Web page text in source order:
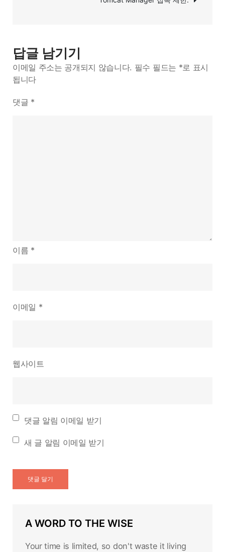
답글 남기기
이메일 주소는 공개되지 않습니다. 필수 필드는 *로 표시
됩니다
댓글 *
이름 *
이메일 *
웹사이트
댓글 알림 이메일 받기
새 글 알림 이메일 받기
A WORD TO THE WISE
Your time is limited, so don't waste it living